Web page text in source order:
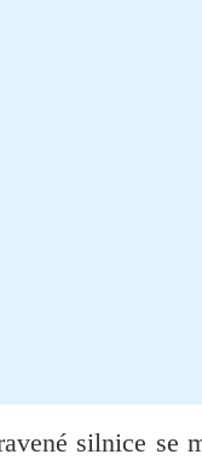
silnice se